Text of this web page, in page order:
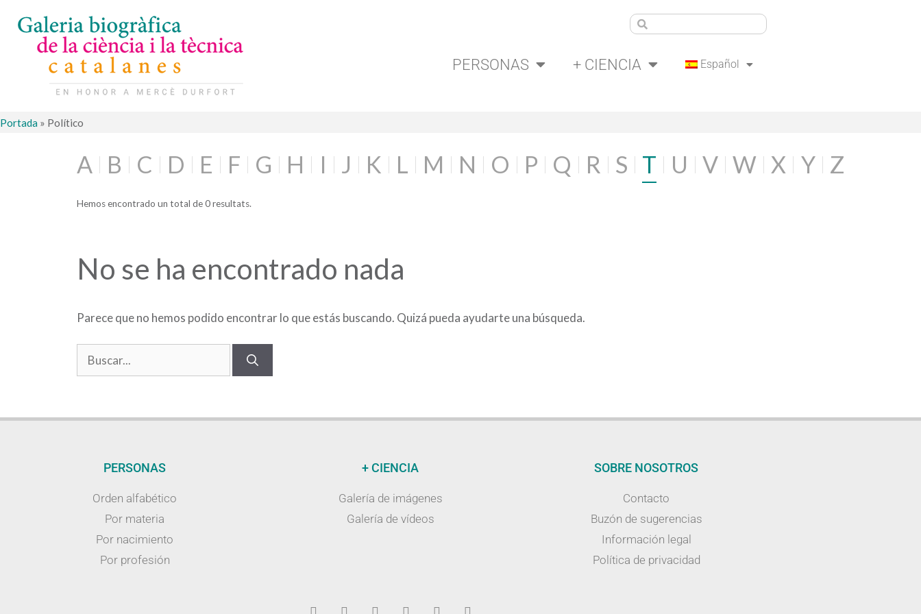
PERSONAS + CIENCIA Español
Portada » Político
A B C D E F G H I J K L M N O P Q R S T U V W X Y Z
Hemos encontrado un total de 0 resultats.
No se ha encontrado nada
Parece que no hemos podido encontrar lo que estás buscando. Quizá pueda ayudarte una búsqueda.
PERSONAS
Orden alfabético
Por materia
Por nacimiento
Por profesión
+ CIENCIA
Galería de imágenes
Galería de vídeos
SOBRE NOSOTROS
Contacto
Buzón de sugerencias
Información legal
Política de privacidad